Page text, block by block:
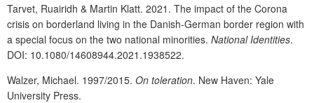
Tarvet, Ruairidh & Martin Klatt. 2021. The impact of the Corona
crisis on borderland living in the Danish-German border region with
a special focus on the two national minorities. National Identities.
DOI: 10.1080/14608944.2021.1938522.
Walzer, Michael. 1997/2015. On toleration. New Haven: Yale
University Press.